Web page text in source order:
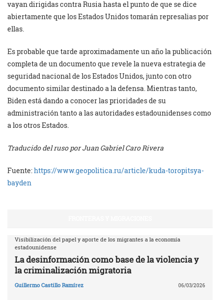
vayan dirigidas contra Rusia hasta el punto de que se dice
abiertamente que los Estados Unidos tomarán represalias por
ellas.
Es probable que tarde aproximadamente un año la publicación
completa de un documento que revele la nueva estrategia de
seguridad nacional de los Estados Unidos, junto con otro
documento similar destinado a la defensa. Mientras tanto,
Biden está dando a conocer las prioridades de su
administración tanto a las autoridades estadounidenses como
a los otros Estados.
Traducido del ruso porJuan Gabriel Caro Rivera
Fuente:https://www.geopolitica.ru/article/kuda-toropitsya-
bayden
Visibilización del papel y aporte de los migrantes a la economía
estadounidense
La desinformación como base de la violencia y
la criminalización migratoria
Guillermo Castillo Ramírez 06/03/2026